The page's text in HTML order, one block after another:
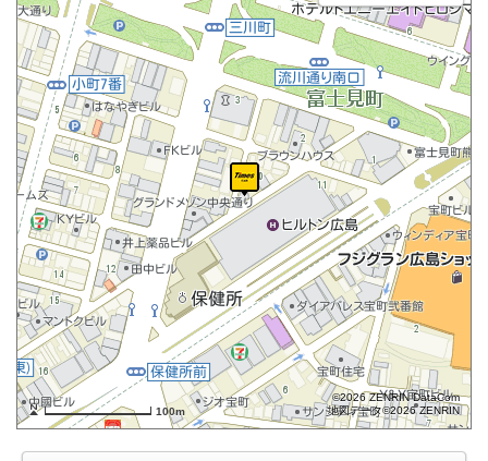
100m
©2026 ZENRIN DataCom
地図データ©2026 ZENRIN